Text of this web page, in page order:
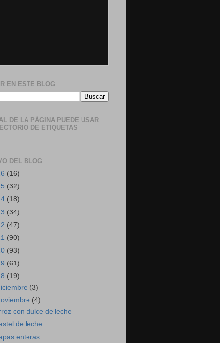
EN ESTE BLOG
DE LA PÁGINA PUEDE USAR
DE ETIQUETAS
DEL BLOG
(16)
(32)
(18)
(34)
(47)
(90)
(93)
(61)
(19)
(3)
(4)
con dulce de leche
de leche
enteras